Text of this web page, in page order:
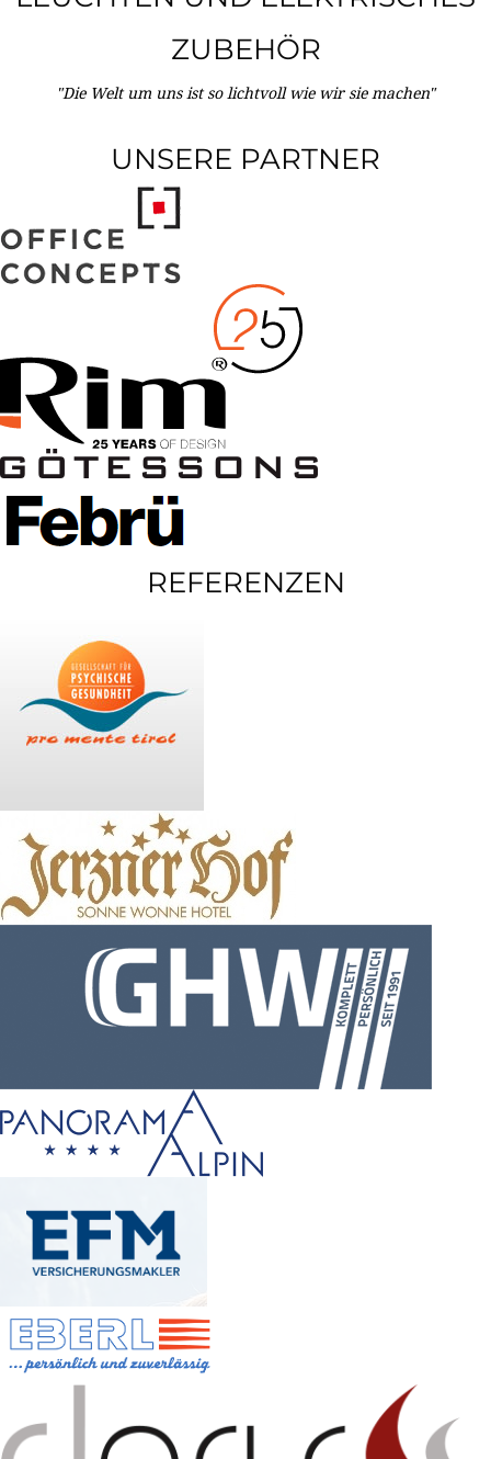
ZUBEHÖR
"Die Welt um uns ist so lichtvoll wie wir sie machen"
UNSERE PARTNER
REFERENZEN